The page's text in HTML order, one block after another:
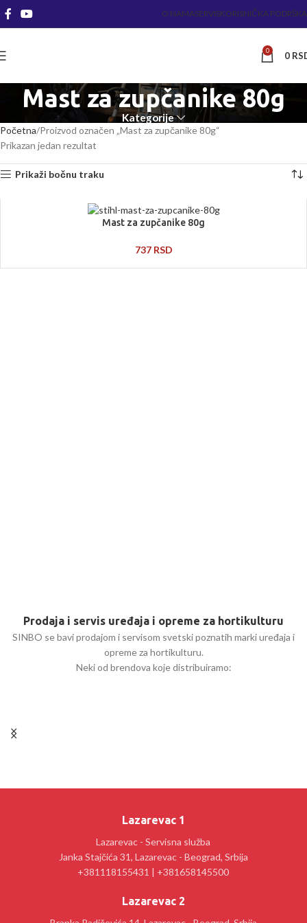
O NAMASERVISKORISNIČKA PODRŠKA
0 0
Mast za zupčanike 80g
Kategorije
Početna Proizvod označen „Mast za zupčanike 80g“
Prikazan jedan rezultat
Prikaži bočnu traku
Mast za zupčanike 80g
737 RSD
Prodaja i servis uređaja i opreme za hortikulturu
SINBO se bavi prodajom i servisom svetski poznatih marki uređaja i
opreme za hortikulturu.
Neki od brendova koje distribuiramo:
Lazarevac 1
Lazarevac - Servisna služba
Janka Stajčića 31, Lazarevac - Beograd, Srbija
+381118155431 | +381658145500
Lazarevac 2